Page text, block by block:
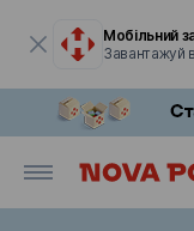
Мобільний
Завантажуй